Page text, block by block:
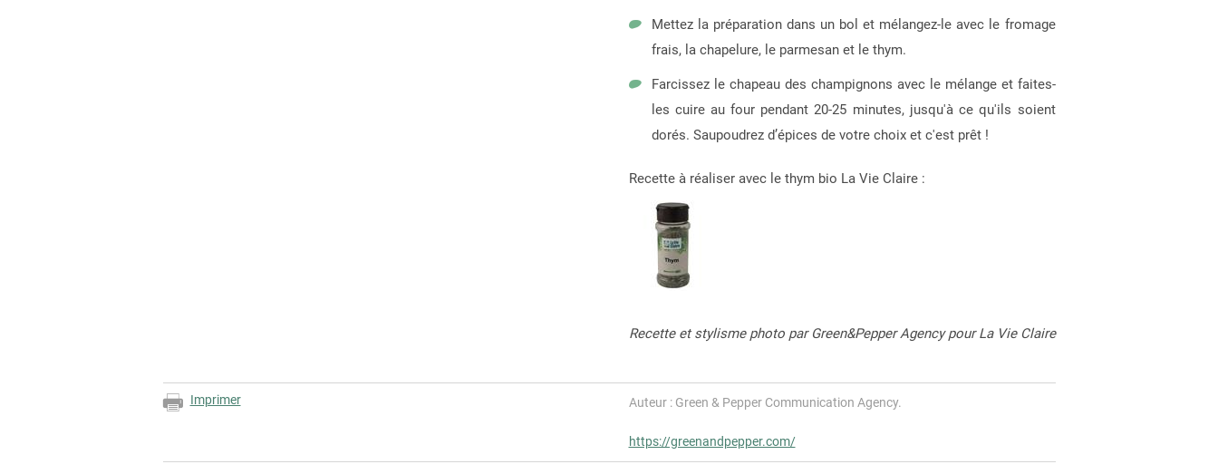
Mettez la préparation dans un bol et mélangez-le avec le fromage
frais, la chapelure, le parmesan et le thym.
Farcissez le chapeau des champignons avec le mélange et faites-
les cuire au four pendant 20-25 minutes, jusqu'à ce qu'ils soient
dorés. Saupoudrez d’épices de votre choix et c'est prêt !
Recette à réaliser avec le thym bio La Vie Claire :
Recette et stylisme photo par Green&Pepper Agency pour La Vie Claire
Imprimer Auteur : Green & Pepper Communication Agency.
https://greenandpepper.com/